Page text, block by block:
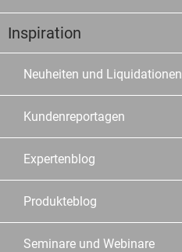
Inspiration
Neuheiten und Liquidationen
Kundenreportagen
Expertenblog
Produkteblog
Seminare und Webinare